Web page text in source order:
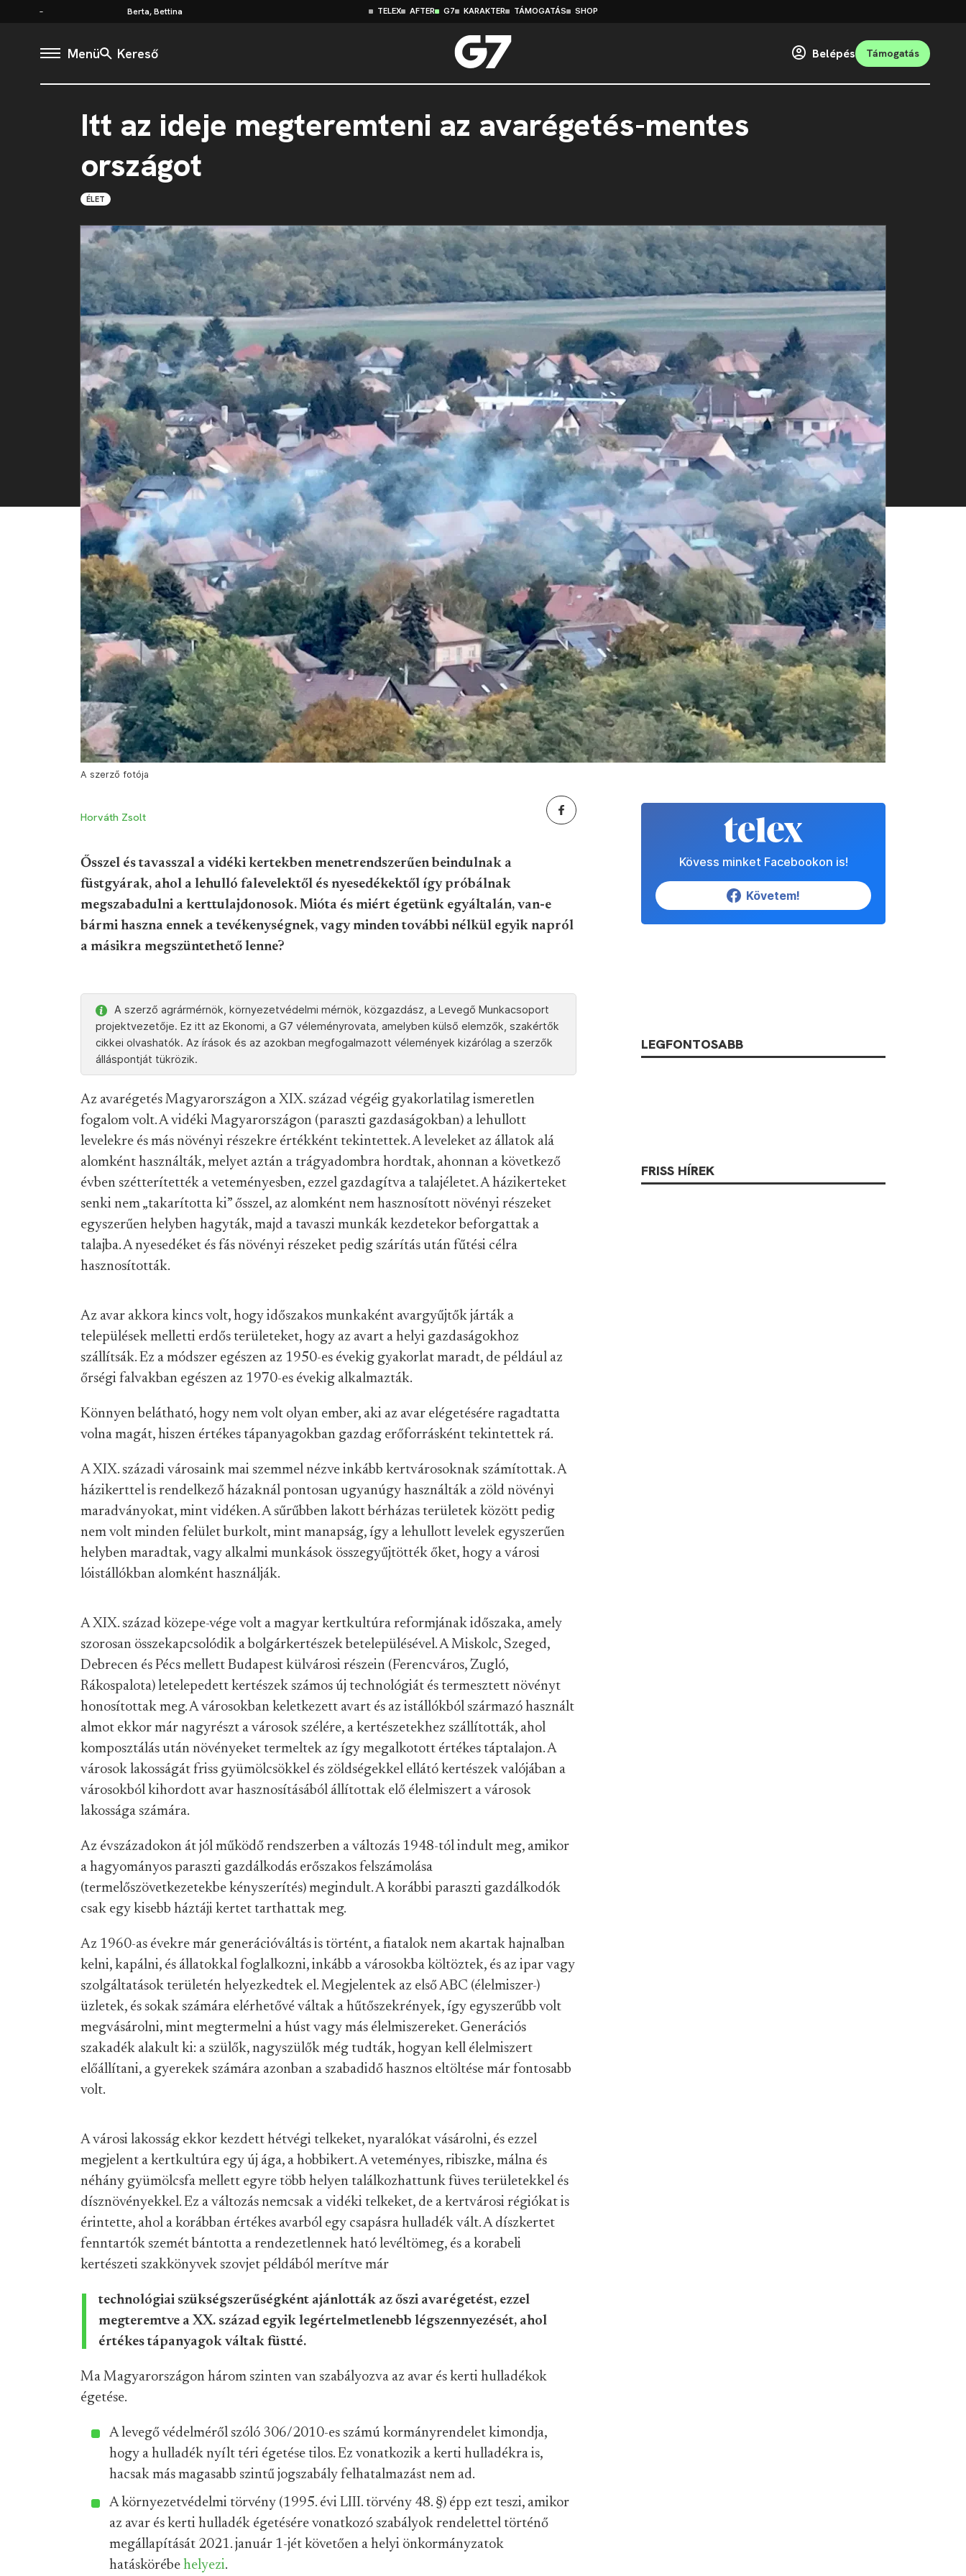
Berta, Bettina TELEX AFTER G7 KARAKTER TÁMOGATÁS SHOP
Menü Kereső Belépés Támogatás
Itt az ideje megteremteni az avarégetés-mentes
országot
ÉLET
A szerző fotója
Horváth Zsolt
Ősszel és tavasszal a vidéki kertekben menetrendszerűen beindulnak a
füstgyárak, ahol a lehulló falevelektől és nyesedékektől így próbálnak
megszabadulni a kerttulajdonosok. Mióta és miért égetünk egyáltalán, van-e
bármi haszna ennek a tevékenységnek, vagy minden további nélkül egyik napról
a másikra megszüntethető lenne?
A szerző agrármérnök, környezetvédelmi mérnök, közgazdász, a Levegő Munkacsoport
projektvezetője. Ez itt az Ekonomi, a G7 véleményrovata, amelyben külső elemzők, szakértők
cikkei olvashatók. Az írások és az azokban megfogalmazott vélemények kizárólag a szerzők
álláspontját tükrözik.
Az avarégetés Magyarországon a XIX. század végéig gyakorlatilag ismeretlen
fogalom volt. A vidéki Magyarországon (paraszti gazdaságokban) a lehullott
levelekre és más növényi részekre értékként tekintettek. A leveleket az állatok alá
alomként használták, melyet aztán a trágyadombra hordtak, ahonnan a következő
évben szétterítették a veteményesben, ezzel gazdagítva a talajéletet. A házikerteket
senki nem „takarította ki” ősszel, az alomként nem hasznosított növényi részeket
egyszerűen helyben hagyták, majd a tavaszi munkák kezdetekor beforgattak a
talajba. A nyesedéket és fás növényi részeket pedig szárítás után fűtési célra
hasznosították.
Az avar akkora kincs volt, hogy időszakos munkaként avargyűjtők járták a
települések melletti erdős területeket, hogy az avart a helyi gazdaságokhoz
szállítsák. Ez a módszer egészen az 1950-es évekig gyakorlat maradt, de például az
őrségi falvakban egészen az 1970-es évekig alkalmazták.
Könnyen belátható, hogy nem volt olyan ember, aki az avar elégetésére ragadtatta
volna magát, hiszen értékes tápanyagokban gazdag erőforrásként tekintettek rá.
A XIX. századi városaink mai szemmel nézve inkább kertvárosoknak számítottak. A
házikerttel is rendelkező házaknál pontosan ugyanúgy használták a zöld növényi
maradványokat, mint vidéken. A sűrűbben lakott bérházas területek között pedig
nem volt minden felület burkolt, mint manapság, így a lehullott levelek egyszerűen
helyben maradtak, vagy alkalmi munkások összegyűjtötték őket, hogy a városi
lóistállókban alomként használják.
A XIX. század közepe-vége volt a magyar kertkultúra reformjának időszaka, amely
szorosan összekapcsolódik a bolgárkertészek betelepülésével. A Miskolc, Szeged,
Debrecen és Pécs mellett Budapest külvárosi részein (Ferencváros, Zugló,
Rákospalota) letelepedett kertészek számos új technológiát és termesztett növényt
honosítottak meg. A városokban keletkezett avart és az istállókból származó használt
almot ekkor már nagyrészt a városok szélére, a kertészetekhez szállították, ahol
komposztálás után növényeket termeltek az így megalkotott értékes táptalajon. A
városok lakosságát friss gyümölcsökkel és zöldségekkel ellátó kertészek valójában a
városokból kihordott avar hasznosításából állítottak elő élelmiszert a városok
lakossága számára.
Az évszázadokon át jól működő rendszerben a változás 1948-tól indult meg, amikor
a hagyományos paraszti gazdálkodás erőszakos felszámolása
(termelőszövetkezetekbe kényszerítés) megindult. A korábbi paraszti gazdálkodók
csak egy kisebb háztáji kertet tarthattak meg.
Az 1960-as évekre már generációváltás is történt, a fiatalok nem akartak hajnalban
kelni, kapálni, és állatokkal foglalkozni, inkább a városokba költöztek, és az ipar vagy
szolgáltatások területén helyezkedtek el. Megjelentek az első ABC (élelmiszer-)
üzletek, és sokak számára elérhetővé váltak a hűtőszekrények, így egyszerűbb volt
megvásárolni, mint megtermelni a húst vagy más élelmiszereket. Generációs
szakadék alakult ki: a szülők, nagyszülők még tudták, hogyan kell élelmiszert
előállítani, a gyerekek számára azonban a szabadidő hasznos eltöltése már fontosabb
volt.
A városi lakosság ekkor kezdett hétvégi telkeket, nyaralókat vásárolni, és ezzel
megjelent a kertkultúra egy új ága, a hobbikert. A veteményes, ribiszke, málna és
néhány gyümölcsfa mellett egyre több helyen találkozhattunk füves területekkel és
dísznövényekkel. Ez a változás nemcsak a vidéki telkeket, de a kertvárosi régiókat is
érintette, ahol a korábban értékes avarból egy csapásra hulladék vált. A díszkertet
fenntartók szemét bántotta a rendezetlennek ható levéltömeg, és a korabeli
kertészeti szakkönyvek szovjet példából merítve már
technológiai szükségszerűségként ajánlották az őszi avarégetést, ezzel
megteremtve a XX. század egyik legértelmetlenebb légszennyezését, ahol
értékes tápanyagok váltak füstté.
Ma Magyarországon három szinten van szabályozva az avar és kerti hulladékok
égetése.
A levegő védelméről szóló 306/2010-es számú kormányrendelet kimondja,
hogy a hulladék nyílt téri égetése tilos. Ez vonatkozik a kerti hulladékra is,
hacsak más magasabb szintű jogszabály felhatalmazást nem ad.
A környezetvédelmi törvény (1995. évi LIII. törvény 48. §) épp ezt teszi, amikor
az avar és kerti hulladék égetésére vonatkozó szabályok rendelettel történő
megállapítását 2021. január 1-jét követően a helyi önkormányzatok
hatáskörébe helyezi.
Kövess minket Facebookon is!
Követem!
LEGFONTOSABB
FRISS HÍREK